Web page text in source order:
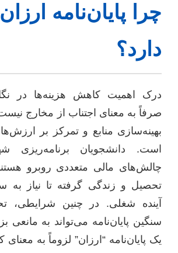
چرا پایان‌نامه
دارد؟
درک اهمیت کاهش هزینه‌ها در
صرفاً به معنای اجتناب از مخارج
بهینه‌سازی منابع و تمرکز بر
است. دانشجویان برنامه‌ریزی
چالش‌های مالی متعددی روبرو
تحصیل و زندگی گرفته تا نیاز به
آینده شغلی. در چنین شرایطی،
سنگین پایان‌نامه می‌تواند به مانعی
یک پایان‌نامه “ارزان” لزوماً به